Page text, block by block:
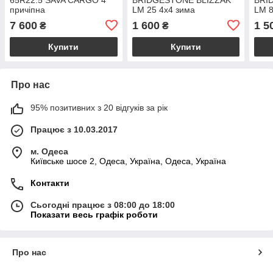
причіпна
7 600 ₴
Купити
LM 25 4x4 зима
1 600₴
Купити
LM
1
Про нас
95% позитивних з 20 відгуків за рік
Працює з 10.03.2017
м. Одеса
Київське шосе 2, Одеса, Україна, Одеса, Україна
Контакти
Сьогодні працює з 08:00 до 18:00
Показати весь графік роботи
Про нас